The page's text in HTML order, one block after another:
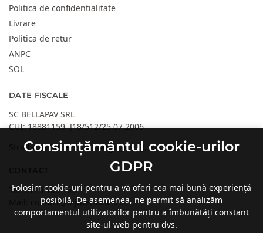
Politica de confidentialitate
Livrare
Politica de retur
ANPC
SOL
DATE FISCALE
SC BELLAPAV SRL
CUI: 18881159, J18/512/25.07.2006
Strada 30 Decembrie, Targu Jiu, GJ, Romania
Tel:0723 108 109
contact@bijuteriacici.ro
Consimțământul cookie-urilor
GDPR
Folosim cookie-uri pentru a vă oferi cea mai bună experiență
posibilă. De asemenea, ne permit să analizăm
comportamentul utilizatorilor pentru a îmbunătăți constant
site-ul web pentru dvs.